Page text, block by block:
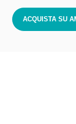
ACQUISTA SU